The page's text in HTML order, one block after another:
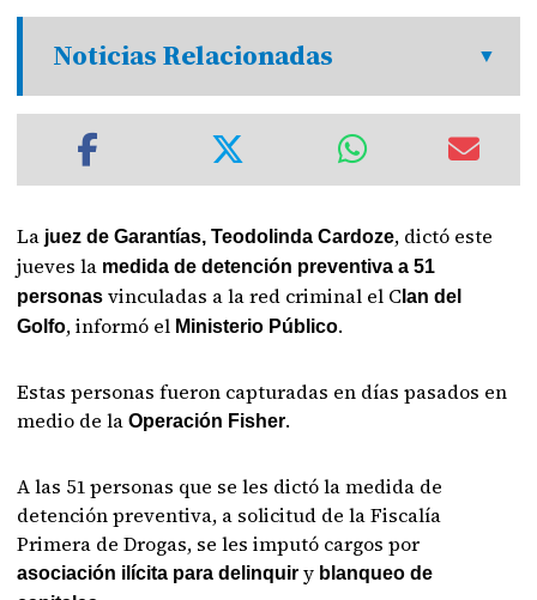
Noticias Relacionadas
La juez de Garantías, Teodolinda Cardoze, dictó este
jueves la medida de detención preventiva a 51
personasvinculadas a la red criminal el C lan del
Golfo, informó el Ministerio Público.
Estas personas fueron capturadas en días pasados en
medio de la Operación Fisher.
A las 51 personas que se les dictó la medida de
detención preventiva, a solicitud de la Fiscalía
Primera de Drogas, se les imputó cargos por
asociación ilícita para delinquir y blanqueo de